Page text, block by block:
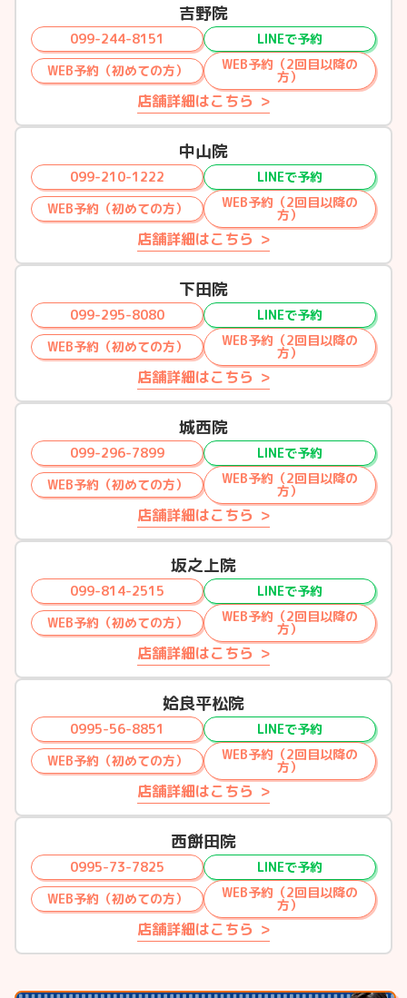
吉野院
099-244-8151
LINEで予約
WEB予約（初めての方）
WEB予約（2回目以降の
方）
店舗詳細はこちら
中山院
099-210-1222
LINEで予約
WEB予約（初めての方）
WEB予約（2回目以降の
方）
店舗詳細はこちら
下田院
099-295-8080
LINEで予約
WEB予約（初めての方）
WEB予約（2回目以降の
方）
店舗詳細はこちら
城西院
099-296-7899
LINEで予約
WEB予約（初めての方）
WEB予約（2回目以降の
方）
店舗詳細はこちら
坂之上院
099-814-2515
LINEで予約
WEB予約（初めての方）
WEB予約（2回目以降の
方）
店舗詳細はこちら
姶良平松院
0995-56-8851
LINEで予約
WEB予約（初めての方）
WEB予約（2回目以降の
方）
店舗詳細はこちら
西餅田院
0995-73-7825
LINEで予約
WEB予約（初めての方）
WEB予約（2回目以降の
方）
店舗詳細はこちら